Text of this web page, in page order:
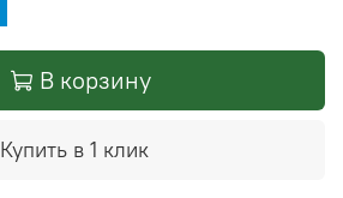
В корзину
Купить в 1 клик